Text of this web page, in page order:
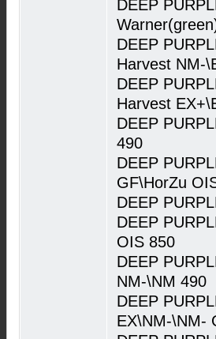
DEEP
DEEP
Harvest NM-
DEEP
Harvest
DEEP
490
DEEP
GF\HorZu
DEEP
DEEP
OIS 850
DEEP
NM-\NM 490
DEEP
EX\NM-\NM-